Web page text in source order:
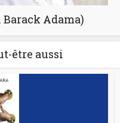
Barack Adama)
être aussi